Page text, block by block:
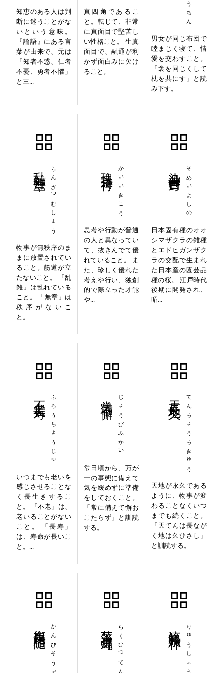
知恵のある人は判
断に迷うことがな
いという意味。
『論語』にある言
葉が由来で、元は
「知者不惑、仁者
不憂、勇者不懼」
と三...
真四角であるこ
と。転じて、非常
に真面目で堅苦し
い性格こと。 生真
面目で、融通が利
かず面白みに欠け
ること。
男女が同じ布団で
睦まじく寝て、情
愛を交わすこと。
「衾を同じくして
枕を共にす」と読
み下す。
らんざつむしょう
物事が無秩序のま
まに放置されてい
ること。筋道が立
たないこと。 「乱
雑」は乱れている
こと。 「無章」は
秩序がないこ
と。...
かいいきこう
思考や行動が普通
の人と異なってい
て、抜きんでて優
れていること。 ま
た、珍しく優れた
考えや行い、独創
的で際立った才能
や...
そめいよしの
日本固有種のオオ
シマザクラの雑種
とエドヒガンザク
ラの交配で生まれ
た日本産の園芸品
種の桜。 江戸時代
後期に開発され、
昭...
ふろうちょうじゅ
いつまでも老いを
感じさせることな
く長生きするこ
と。 「不老」は、
老いることがない
こと。 「長寿」
は、寿命が長いこ
と。...
じょうびふかい
常日頃から、万が
一の事態に備えて
気を緩めずに準備
をしておくこと。
「常に備えて懈お
こたらず」と訓読
する。
てんちょうちきゅう
天地が永久である
ように、物事が変
わることなくいつ
までも続くこと。
「天てんは長なが
く地は久ひさし」
と訓読する。
かんびそうずい らくひつてんよう